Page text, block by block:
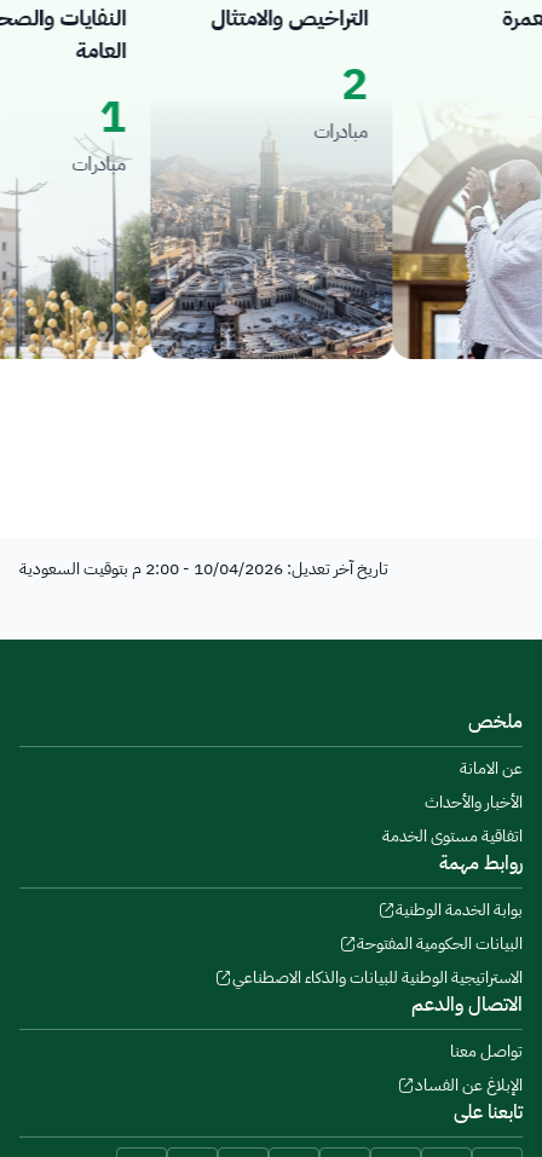
النفايات والصحة
العامة
1
مبادرات
التراخيص والامتثال
2
مبادرات
تاريخ آخر تعديل: 10/04/2026 - 2:00 م بتوقيت السعودية
ملخص
عن الامانة
الأخبار والأحداث
اتفاقية مستوى الخدمة
روابط مهمة
بوابة الخدمة الوطنية
البيانات الحكومية المفتوحة
الاستراتيجية الوطنية للبيانات والذكاء الاصطناعي
الاتصال والدعم
تواصل معنا
الإبلاغ عن الفساد
تابعنا على